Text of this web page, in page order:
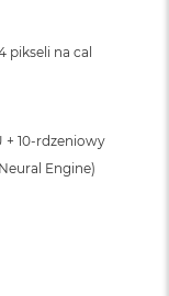
pikseli na cal
+ 10-rdzeniowy
Engine)